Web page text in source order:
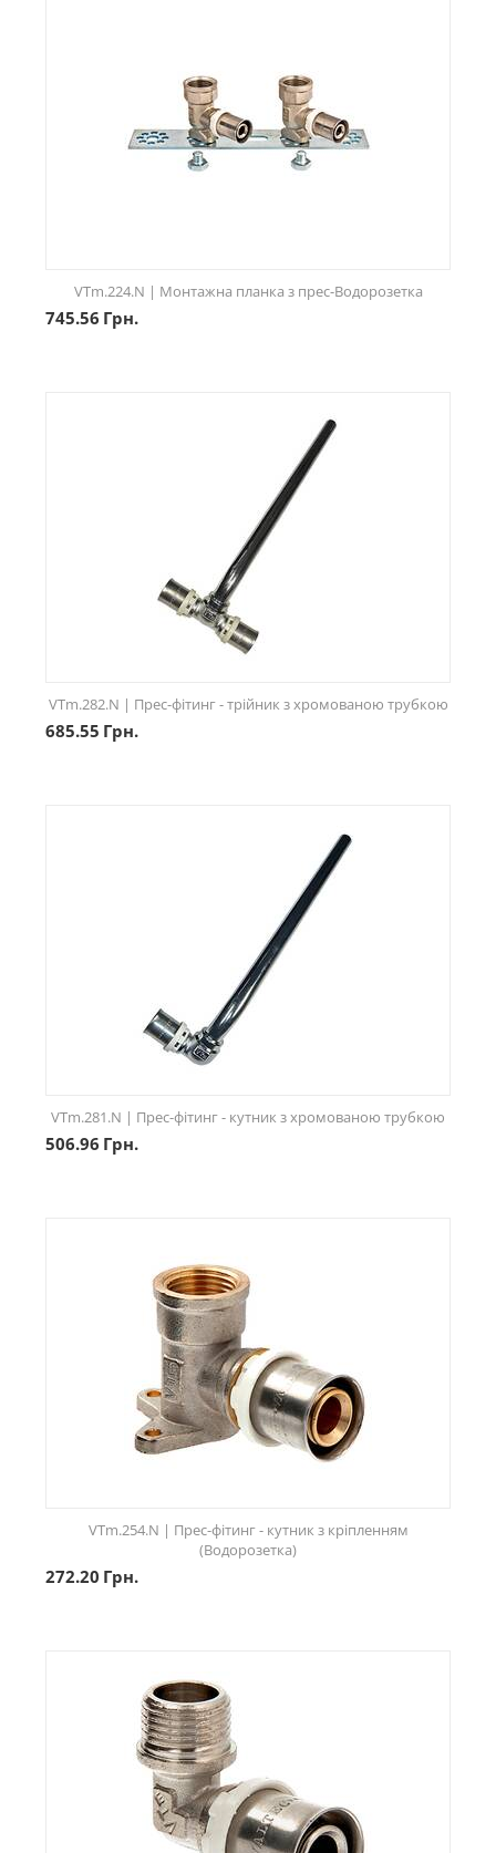
VTm.224.N | Монтажна планка з прес-Водорозетка
745.56 Грн.
VTm.282.N | Прес-фітинг - трійник з хромованою трубкою
685.55 Грн.
VTm.281.N | Прес-фітинг - кутник з хромованою трубкою
506.96 Грн.
VTm.254.N | Прес-фітинг - кутник з кріпленням
(Водорозетка)
272.20 Грн.